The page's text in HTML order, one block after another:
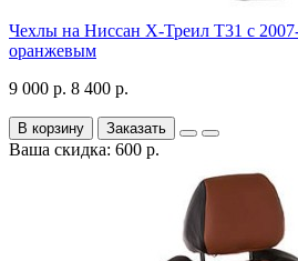
Чехлы на Ниссан Х-Треил Т31 с
оранжевым
9 000 р. 8 400 р.
В корзину Заказать
Ваша скидка: 600 р.